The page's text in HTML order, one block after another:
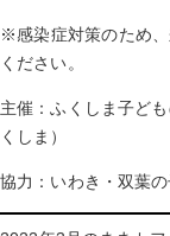
※感染症対策のため
ください。
主催：ふくしま子ど
くしま）
協力：いわき・双葉